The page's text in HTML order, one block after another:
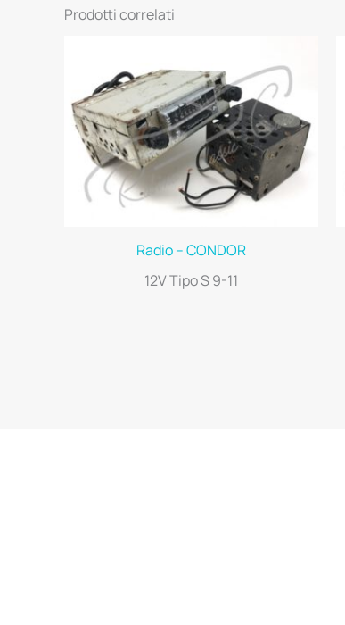
Prodotti correlati
Radio – CONDOR
12V Tipo S 9-11